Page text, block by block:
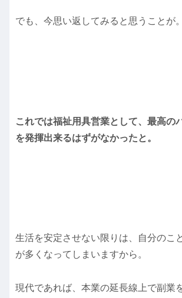
でも、今思い返してみると思うことが。
これでは福祉用具営業として、最高の
を発揮出来るはずがなかったと。
生活を安定させない限りは、自分のこ
が多くなってしまいますから。
現代であれば、本業の延長線上で副業